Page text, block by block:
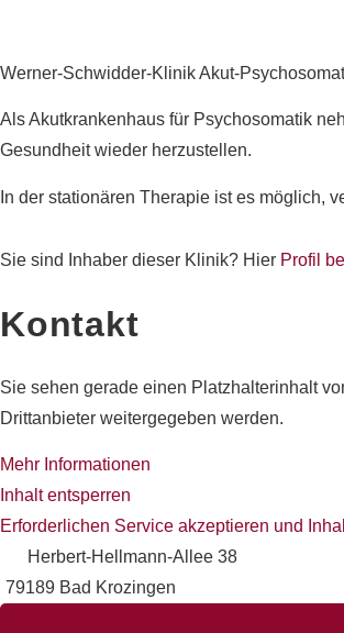
Werner-Schwidder-Klinik Akut-
Als Akutkrankenhaus für Psychosomatik
Gesundheit wieder herzustellen.
In der stationären Therapie ist es möglich,
Sie sind Inhaber dieser Klinik? Hier Profil
Kontakt
Sie sehen gerade einen Platzhalterinhalt
Drittanbieter weitergegeben werden.
Mehr Informationen
Inhalt entsperren
Erforderlichen Service akzeptieren und
Herbert-Hellmann-Allee 38
79189 Bad Krozingen